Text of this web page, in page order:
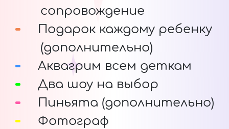
сопровождение
Подарок каждому ребенку
(дополнительно)
Аквагрим всем деткам
Два шоу на выбор
Пиньята (дополнительно)
Фотограф